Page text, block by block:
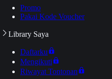
Promo
Pakai Kode Voucher
Library Saya
Daftarku
Mengikuti
Riwayat Tontonan